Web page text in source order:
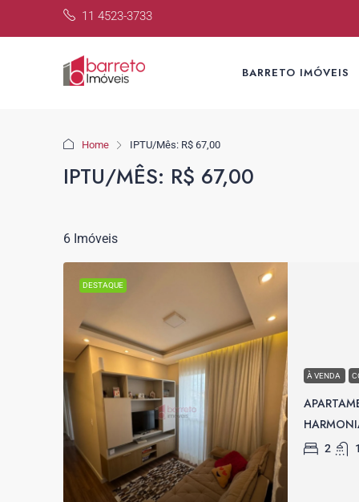
11 4523-3733
BARRETO IMÓVEIS
Home IPTU/Mês: R$ 67,00
IPTU/MÊS: R$ 67,00
6 Imóveis
DESTAQUE
À VENDA
2